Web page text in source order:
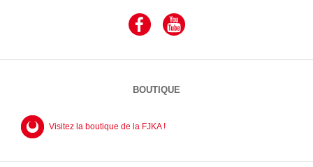
BOUTIQUE
Visitez la boutique de la FJKA !